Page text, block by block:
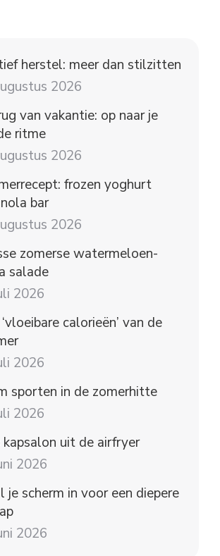
herstel: meer dan stilzitten
2026
van vakantie: op naar je
ritme
2026
frozen yoghurt
bar
2026
zomerse watermeloen-
salade
2026
calorieën’ van de
2026
sporten in de zomerhitte
2026
kapsalon uit de airfryer
2026
je scherm in voor een diepere
2026